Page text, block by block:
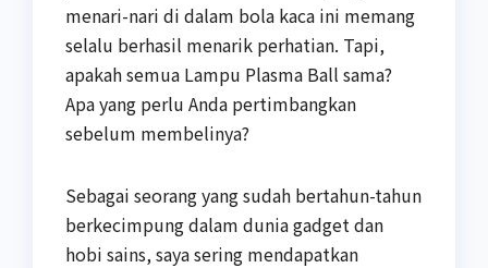
menari-nari di dalam bola kaca ini memang
selalu berhasil menarik perhatian. Tapi,
apakah semua Lampu Plasma Ball sama?
Apa yang perlu Anda pertimbangkan
sebelum membelinya?
Sebagai seorang yang sudah bertahun-tahun
berkecimpung dalam dunia gadget dan
hobi sains, saya sering mendapatkan